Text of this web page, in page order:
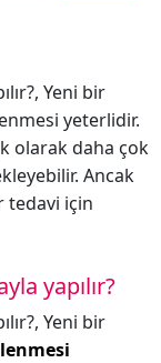
Yeni bir
yeterlidir.
olarak daha çok
Ancak
tedavi için
yapılır?
Yeni bir